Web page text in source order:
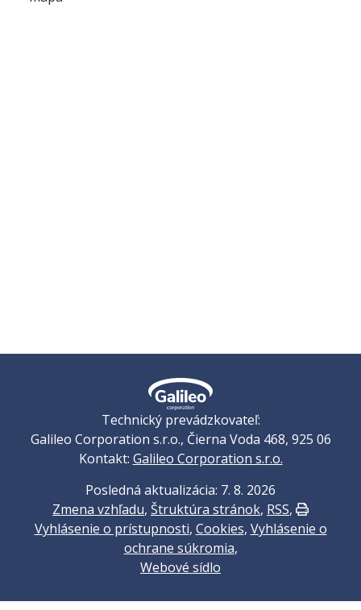
Technický prevádzkovateľ:
Galileo Corporation s.r.o., Čierna Voda 468, 925 06
Kontakt: Galileo Corporation s.r.o.
Posledná aktualizácia: 7. 8. 2026
Zmena vzhľadu, Štruktúra stránok, RSS, Vytlačiť
Vyhlásenie o prístupnosti, Cookies, Vyhlásenie o
ochrane súkromia,
Webové sídlo